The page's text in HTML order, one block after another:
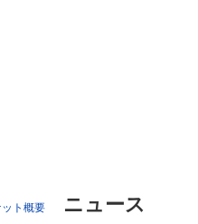
おり、複数のブロッ
ト概要 ニュース